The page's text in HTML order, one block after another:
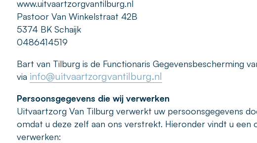
www.uitvaartzorgvantilburg.nl
Pastoor Van Winkelstraat 42B
5374 BK Schaijk
0486414519
Bart van Tilburg is de Functionaris Gegevensbescherming
via info@uitvaartzorgvantilburg.nl
Persoonsgegevens die wij verwerken
Uitvaartzorg Van Tilburg verwerkt uw persoonsgegevens
omdat u deze zelf aan ons verstrekt. Hieronder vindt u een
verwerken: